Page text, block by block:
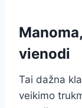
vienodi
Tai dažna
veikimo